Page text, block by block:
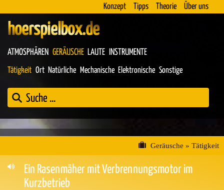
Konzept Tipps Theorie Über uns
hoerspielbox.de
ATMOSPHÄREN GERÄUSCHE LAUTE INSTRUMENTE
Tätigkeit Ort Natürliche Mechanische Elektronische Sonstige
Geräusche » Tätigkeit
Ein Rasenmäher mit Verbrennungsmotor im
Kurzbetrieb